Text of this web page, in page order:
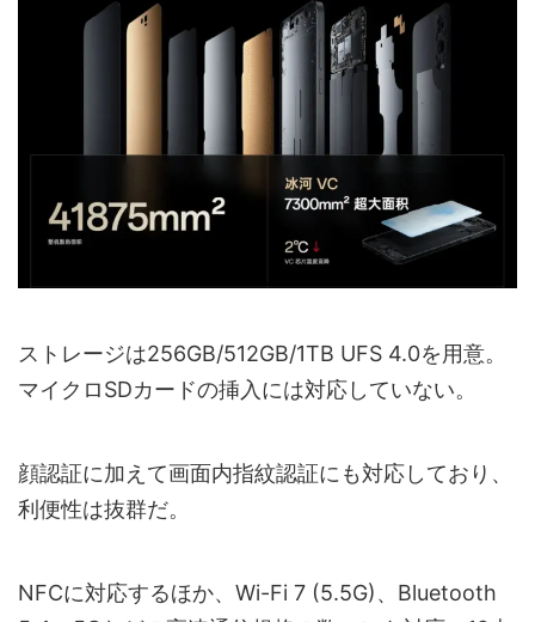
ストレージは256GB/512GB/1TB UFS 4.0を用意。
マイクロSDカードの挿入には対応していない。
顔認証に加えて画面内指紋認証にも対応しており、
利便性は抜群だ。
NFCに対応するほか、Wi-Fi 7 (5.5G)、Bluetooth